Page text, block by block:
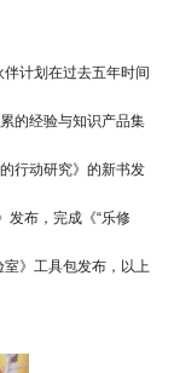
计划在过去五年时间
的经验与知识产品集
行动研究》的新书发
发布，完成《“乐修
室》工具包发布，以上